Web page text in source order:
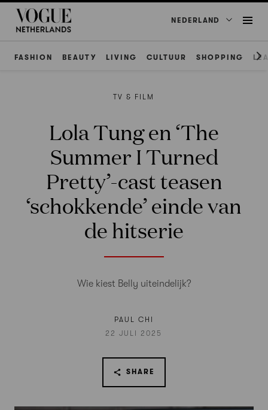
NEDERLAND
FASHION BEAUTY LIVING CULTUUR SHOPPING
TV & FILM
Lola Tung en ‘The
Summer I Turned
Pretty’-cast teasen
‘schokkende’ einde van
de hitserie
Wie kiest Belly uiteindelijk?
PAUL CHI
22 JULI 2025
SHARE